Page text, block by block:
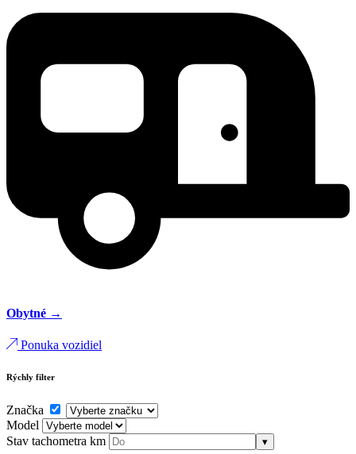
Obytné →
Ponuka vozidiel
Rýchly filter
Značka
Model
Stav tachometra km ▾